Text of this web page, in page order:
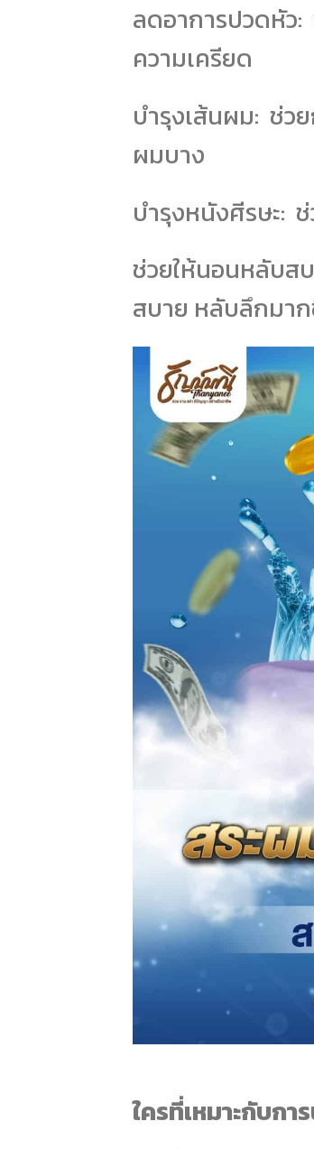
ลดอาการปวดหัว:
ความเครียด
บำรุงเส้นผม: ช่ว
ผมบาง
บำรุงหนังศีรษะ:
ช่วยให้นอนหลับส
สบาย หลับลึกมา
ใครที่เหมาะกับก